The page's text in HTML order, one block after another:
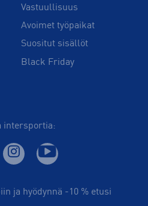
Vastuullisuus
Avoimet työpaikat
Suositut sisällöt
Black Friday
intersportia:
ja hyödynnä -10 % etusi